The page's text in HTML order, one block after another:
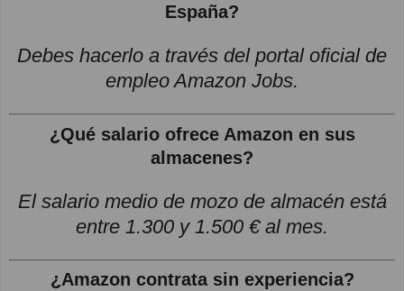
España?
Debes hacerlo a través del portal oficial de
empleo Amazon Jobs.
¿Qué salario ofrece Amazon en sus
almacenes?
El salario medio de mozo de almacén está
entre 1.300 y 1.500 € al mes.
¿Amazon contrata sin experiencia?